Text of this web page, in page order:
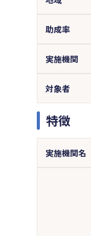
助成率
実施機関
対象者
特徴
実施機関名